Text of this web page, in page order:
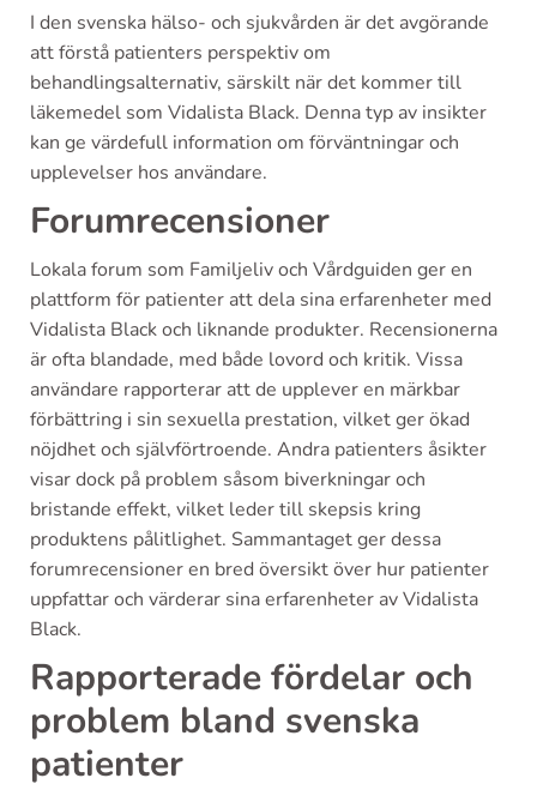
I den svenska hälso- och sjukvården är det avgörande
att förstå patienters perspektiv om
behandlingsalternativ, särskilt när det kommer till
läkemedel som Vidalista Black. Denna typ av insikter
kan ge värdefull information om förväntningar och
upplevelser hos användare.
Forumrecensioner
Lokala forum som Familjeliv och Vårdguiden ger en
plattform för patienter att dela sina erfarenheter med
Vidalista Black och liknande produkter. Recensionerna
är ofta blandade, med både lovord och kritik. Vissa
användare rapporterar att de upplever en märkbar
förbättring i sin sexuella prestation, vilket ger ökad
nöjdhet och självförtroende. Andra patienters åsikter
visar dock på problem såsom biverkningar och
bristande effekt, vilket leder till skepsis kring
produktens pålitlighet. Sammantaget ger dessa
forumrecensioner en bred översikt över hur patienter
uppfattar och värderar sina erfarenheter av Vidalista
Black.
Rapporterade fördelar och
problem bland svenska
patienter